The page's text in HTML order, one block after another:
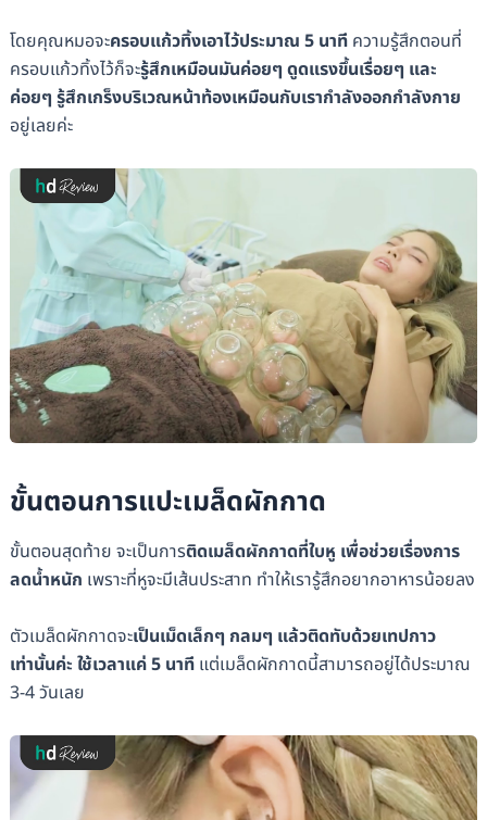
โดยคุณหมอจะครอบแก้วทิ้งเอาไว้ประมาณ 5 นาที ความรู้สึกตอนที่
ครอบแก้วทิ้งไว้ก็จะรู้สึกเหมือนมันค่อยๆ ดูดแรงขึ้นเรื่อยๆ และ
ค่อยๆ รู้สึกเกร็งบริเวณหน้าท้องเหมือนกับเรากำลังออกกำลังกาย
อยู่เลยค่ะ
ขั้นตอนการแปะเมล็ดผักกาด
ขั้นตอนสุดท้าย จะเป็นการติดเมล็ดผักกาดที่ใบหู เพื่อช่วยเรื่องการ
ลดน้ำหนัก เพราะที่หูจะมีเส้นประสาท ทำให้เรารู้สึกอยากอาหารน้อยลง
ตัวเมล็ดผักกาดจะเป็นเม็ดเล็กๆ กลมๆ แล้วติดทับด้วยเทปกาว
เท่านั้นค่ะ ใช้เวลาแค่ 5 นาทีแต่เมล็ดผักกาดนี้สามารถอยู่ได้ประมาณ
3-4 วันเลย